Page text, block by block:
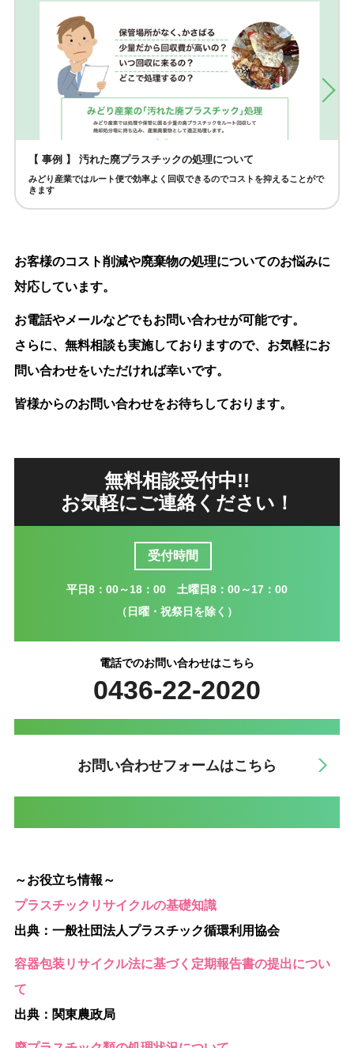
【 事例 】 汚れた廃プラスチックの処理について
みどり産業ではルート便で効率よく回収できるのでコストを抑えることがで
きます
お客様のコスト削減や廃棄物の処理についてのお悩みに
対応しています。
お電話やメールなどでもお問い合わせが可能です。
さらに、無料相談も実施しておりますので、お気軽にお
問い合わせをいただければ幸いです。
皆様からのお問い合わせをお待ちしております。
無料相談受付中!!
お気軽にご連絡ください！
受付時間
平日8：00～18：00 土曜日8：00～17：00
（日曜・祝祭日を除く）
電話でのお問い合わせはこちら
0436-22-2020
お問い合わせフォームはこちら
～お役立ち情報～
プラスチックリサイクルの基礎知識
出典：一般社団法人プラスチック循環利用協会
容器包装リサイクル法に基づく定期報告書の提出につい
て
出典：関東農政局